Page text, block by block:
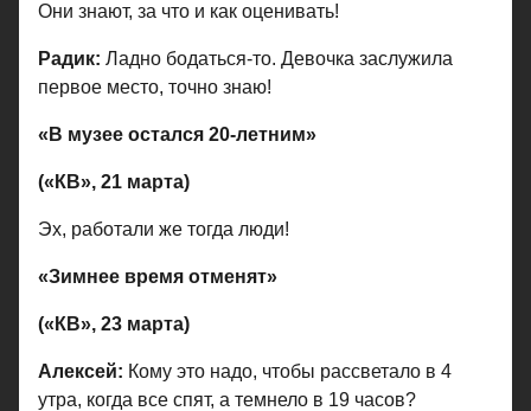
Они знают, за что и как оценивать!
Радик: Ладно бодаться-то. Девочка заслужила
первое место, точно знаю!
«В музее остался 20-летним»
(«КВ», 21 марта)
Эх, работали же тогда люди!
«Зимнее время отменят»
(«КВ», 23 марта)
Алексей: Кому это надо, чтобы рассветало в 4
утра, когда все спят, а темнело в 19 часов?